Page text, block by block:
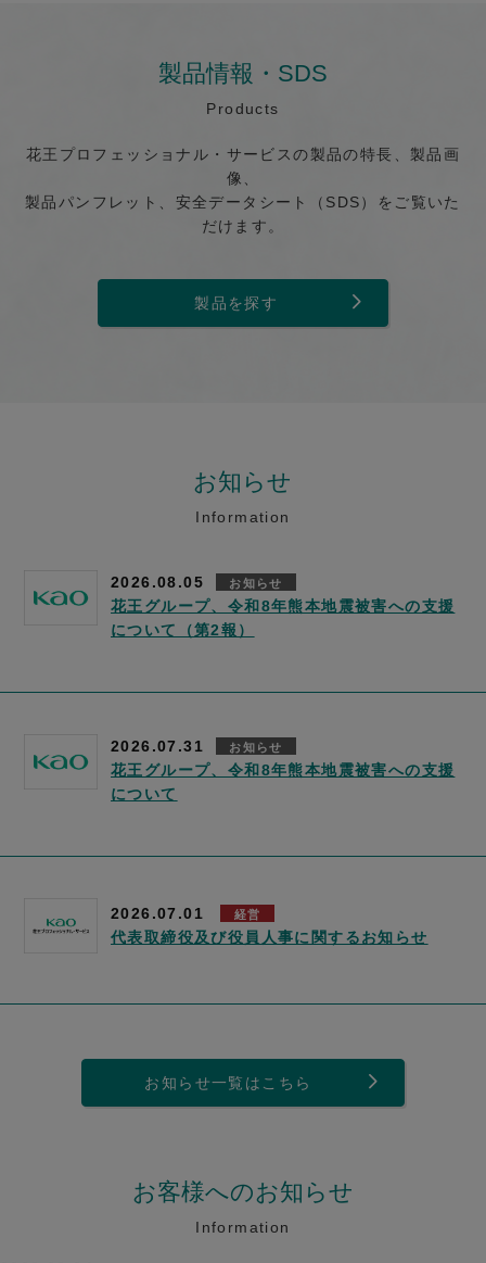
製品情報・SDS
Products
花王プロフェッショナル・サービスの製品の特長、製品画
像、
製品パンフレット、安全データシート（SDS）をご覧いた
だけます。
製品を探す
お知らせ
Information
2026.08.05 お知らせ
花王グループ、令和8年熊本地震被害への支援
について（第2報）
2026.07.31 お知らせ
花王グループ、令和8年熊本地震被害への支援
について
2026.07.01 経営
代表取締役及び役員人事に関するお知らせ
お知らせ一覧はこちら
お客様へのお知らせ
Information